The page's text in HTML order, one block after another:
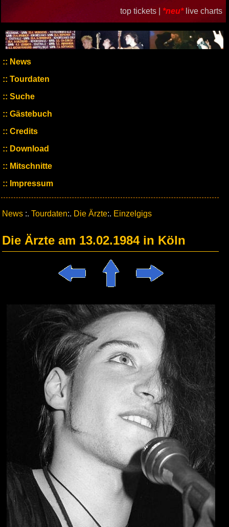
top tickets | *neu* live charts
News
Tourdaten
Suche
Gästebuch
Credits
Download
Mitschnitte
Impressum
News :. Tourdaten:. Die Ärzte:. Einzelgigs
Die Ärzte am 13.02.1984 in Köln